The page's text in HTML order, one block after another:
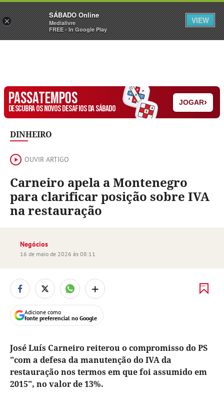
Sábado Assine Iniciar Sessão
PASSATEMPOS
DESCUBRA OS NOVOS DESAFIOS DA SÁBADO
JOGAR›
DINHEIRO
OUVIR ARTIGO
Carneiro apela a Montenegro
para clarificar posição sobre IVA
na restauração
Negócios
16 de maio de 2026 às 08:11
+
Adicione como
fonte preferencial no Google
José Luís Carneiro reiterou o compromisso do PS
"com a defesa da manutenção do IVA da
restauração nos termos em que foi assumido em
2015", no valor de 13%.
×
SÁBADO Online
Medialivre
FREE - In Google Play
VIEW